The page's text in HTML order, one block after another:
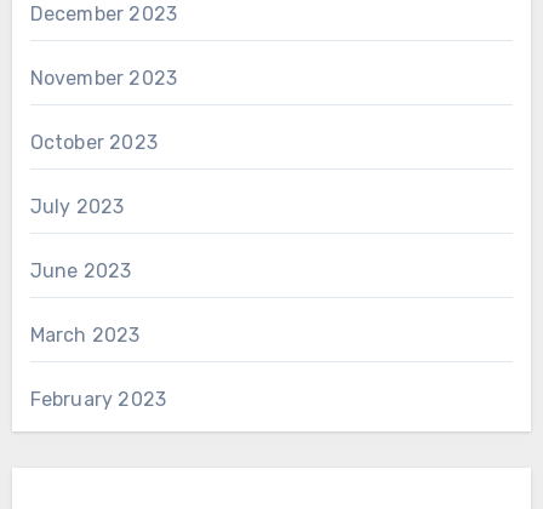
December 2023
November 2023
October 2023
July 2023
June 2023
March 2023
February 2023